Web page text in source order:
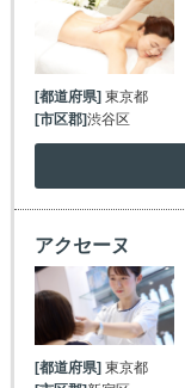
[都道府県] 東京都
[市区郡]渋谷区
アクセーヌ
[都道府県] 東京都